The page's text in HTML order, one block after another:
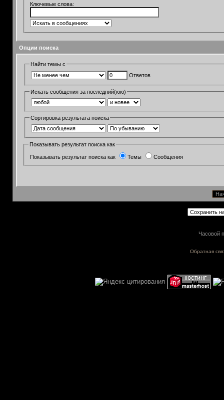
Ключевые слова:
Опции поиска
Найти темы с
Ответов
Искать сообщения за последний(юю)
Сортировка результата поиска
Показывать результат поиска как
Показывать результат поиска как Темы Сообщения
Часовой
Обратная